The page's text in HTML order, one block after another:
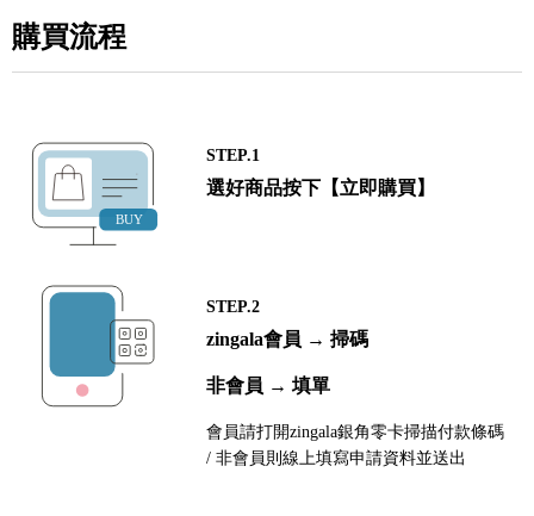
購買流程
STEP.1
選好商品按下【立即購買】
STEP.2
zingala會員 → 掃碼
非會員 → 填單
會員請打開zingala銀角零卡掃描付款條碼
/ 非會員則線上填寫申請資料並送出